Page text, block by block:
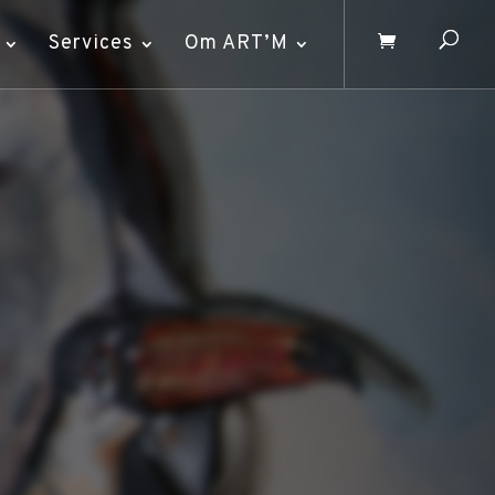
Services Om ART’M